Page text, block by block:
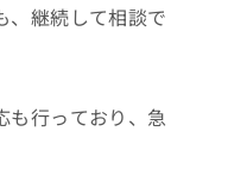
、継続して相談で
も行っており、急